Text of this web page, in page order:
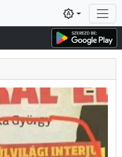
brightness_auto